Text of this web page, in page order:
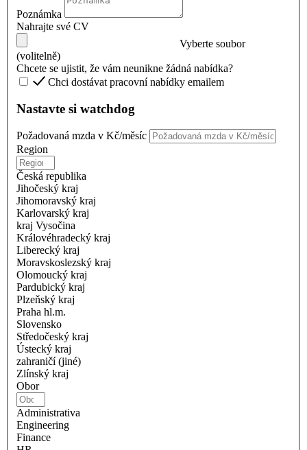
Poznámka
Nahrajte své CV
Vyberte soubor
(volitelně)
Chcete se ujistit, že vám neunikne žádná nabídka?
Chci dostávat pracovní nabídky emailem
Nastavte si watchdog
Požadovaná mzda v Kč/měsíc
Region
Česká republika
Jihočeský kraj
Jihomoravský kraj
Karlovarský kraj
kraj Vysočina
Královéhradecký kraj
Liberecký kraj
Moravskoslezský kraj
Olomoucký kraj
Pardubický kraj
Plzeňský kraj
Praha hl.m.
Slovensko
Středočeský kraj
Ústecký kraj
zahraničí (jiné)
Zlínský kraj
Obor
Administrativa
Engineering
Finance